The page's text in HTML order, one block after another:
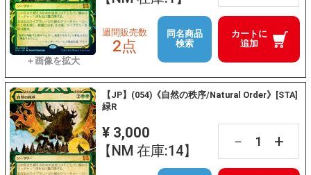
カートに
追加
週間販売数
2点
同名商品
検索
【JP】(054)《自然の秩序/Natural Order》[STA]
緑R
¥ 3,000
【NM 在庫:14】
－ +